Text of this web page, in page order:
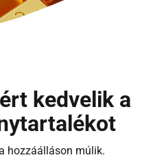
kedvelik a
hozzáálláson múlik.